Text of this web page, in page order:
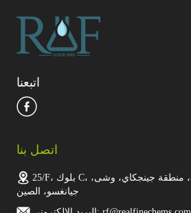
اتبعنا
اتصل بنا
25/F، بلوك C، مركز كالكسون، منطقة جينجكاي، وشى،
جيانغسو، الصين